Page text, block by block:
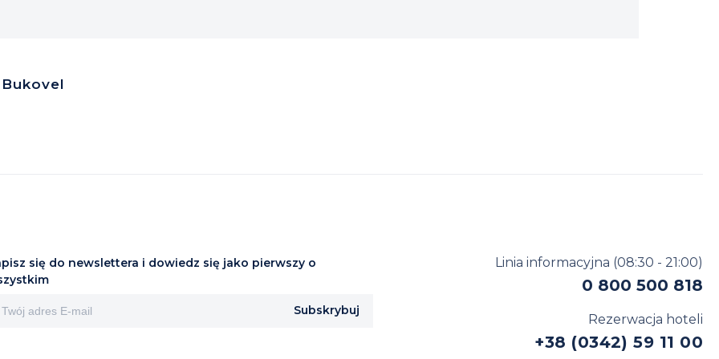
się do newslettera i dowiedz się jako pierwszy o
Subskrybuj
Linia informacyjna (08:30 - 21:00)
0 800 500 818
Rezerwacja hoteli
+38 (0342) 59 11 00